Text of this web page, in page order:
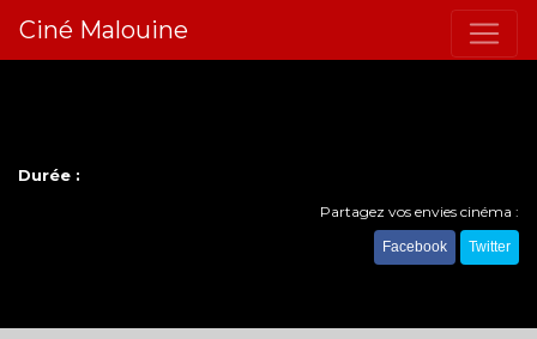
Ciné Malouine
Durée :
Partagez vos envies cinéma :
Facebook Twitter